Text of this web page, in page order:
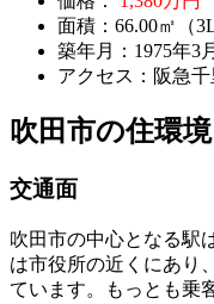
面積：66.00㎡（
築年月：1975年3月
アクセス：阪急
吹田市の住環境
交通面
吹田市の中心となる駅
は市役所の近くにあり
ています。もっとも乗